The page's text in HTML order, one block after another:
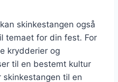
skinkestangen også
temaet for din fest. For
krydderier og
til en bestemt kultur
til en